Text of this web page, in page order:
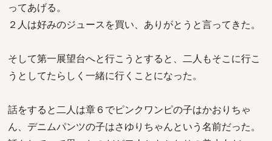
ってあげる。
２人は好みのジュースを買い、ありがとうと言ってきた。
そして第一展望台へと行こうとすると、二人もそこに行こ
うとしてたらしく一緒に行くことになった。
話をすると二人は章６でピンクワンピの子はかおりちゃ
ん、デニムパンツの子はさゆりちゃんという名前だった。